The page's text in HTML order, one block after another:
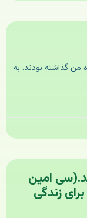
گذاشته بودند. به
امین
زندگی